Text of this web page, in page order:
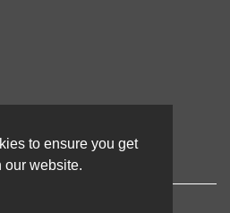
to ensure you get
our website.